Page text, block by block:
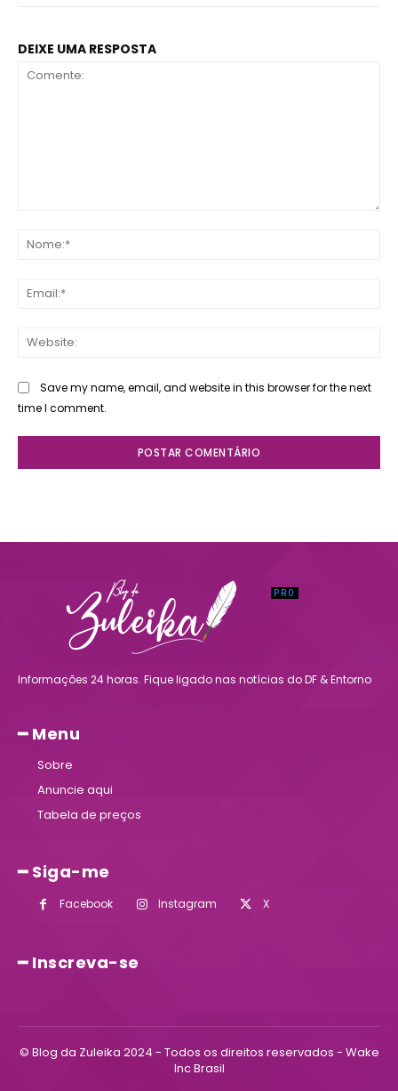
DEIXE UMA RESPOSTA
Save my name, email, and website in this browser for the next
time I comment.
Informações 24 horas. Fique ligado nas notícias do DF & Entorno
━ Menu
Sobre
Anuncie aqui
Tabela de preços
━ Siga-me
Facebook Instagram X
━ Inscreva-se
© Blog da Zuleika 2024 - Todos os direitos reservados - Wake
Inc Brasil